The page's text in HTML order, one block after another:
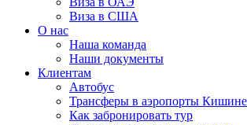
Виза в США
О нас
Наша команда
Наши документы
Клиентам
Автобус
Трансферы в аэропорты
Как забронировать тур